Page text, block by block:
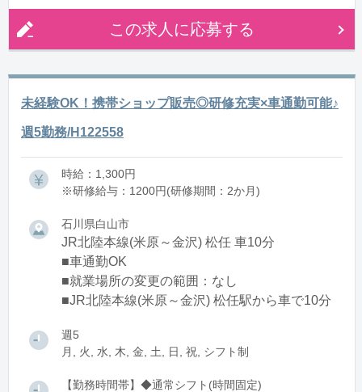
この求人に応募する
未経験OK！携帯ショップ販売◎研修充実×車通勤可能♪
週5勤務/H122558
時給：1,300円
※研修給与：1200円(研修期間：2か月)
石川県白山市
JR北陸本線(米原～金沢) 松任 車10分
■車通勤OK
■就業場所の変更の範囲：なし
■JR北陸本線(米原～金沢) 松任駅から車で10分
週5
月, 火, 水, 木, 金, 土, 日, 祝, シフト制
【勤務時間帯】◆通常シフト(時間固定)